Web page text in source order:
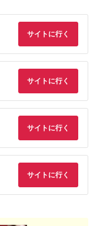
サイトに行く
サイトに行く
サイトに行く
サイトに行く